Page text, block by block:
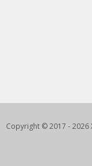
Copyright © 2017 - 2026